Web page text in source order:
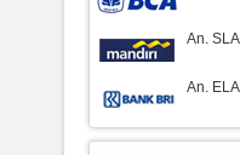
An.
An.